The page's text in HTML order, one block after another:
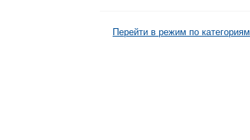
Перейти в режим по категориям